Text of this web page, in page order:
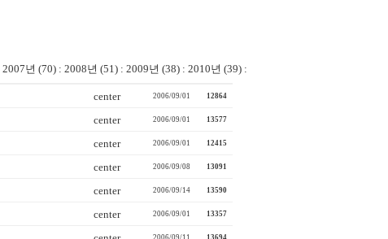
2007년 (70) : 2008년 (51) : 2009년 (38) : 2010년 (39) :
center 2006/09/01 12864
center 2006/09/01 13577
center 2006/09/01 12415
center 2006/09/08 13091
center 2006/09/14 13590
center 2006/09/01 13357
2006/09/11 13694